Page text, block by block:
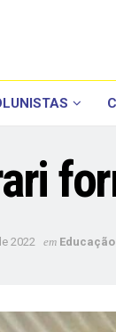
2022 em Educação